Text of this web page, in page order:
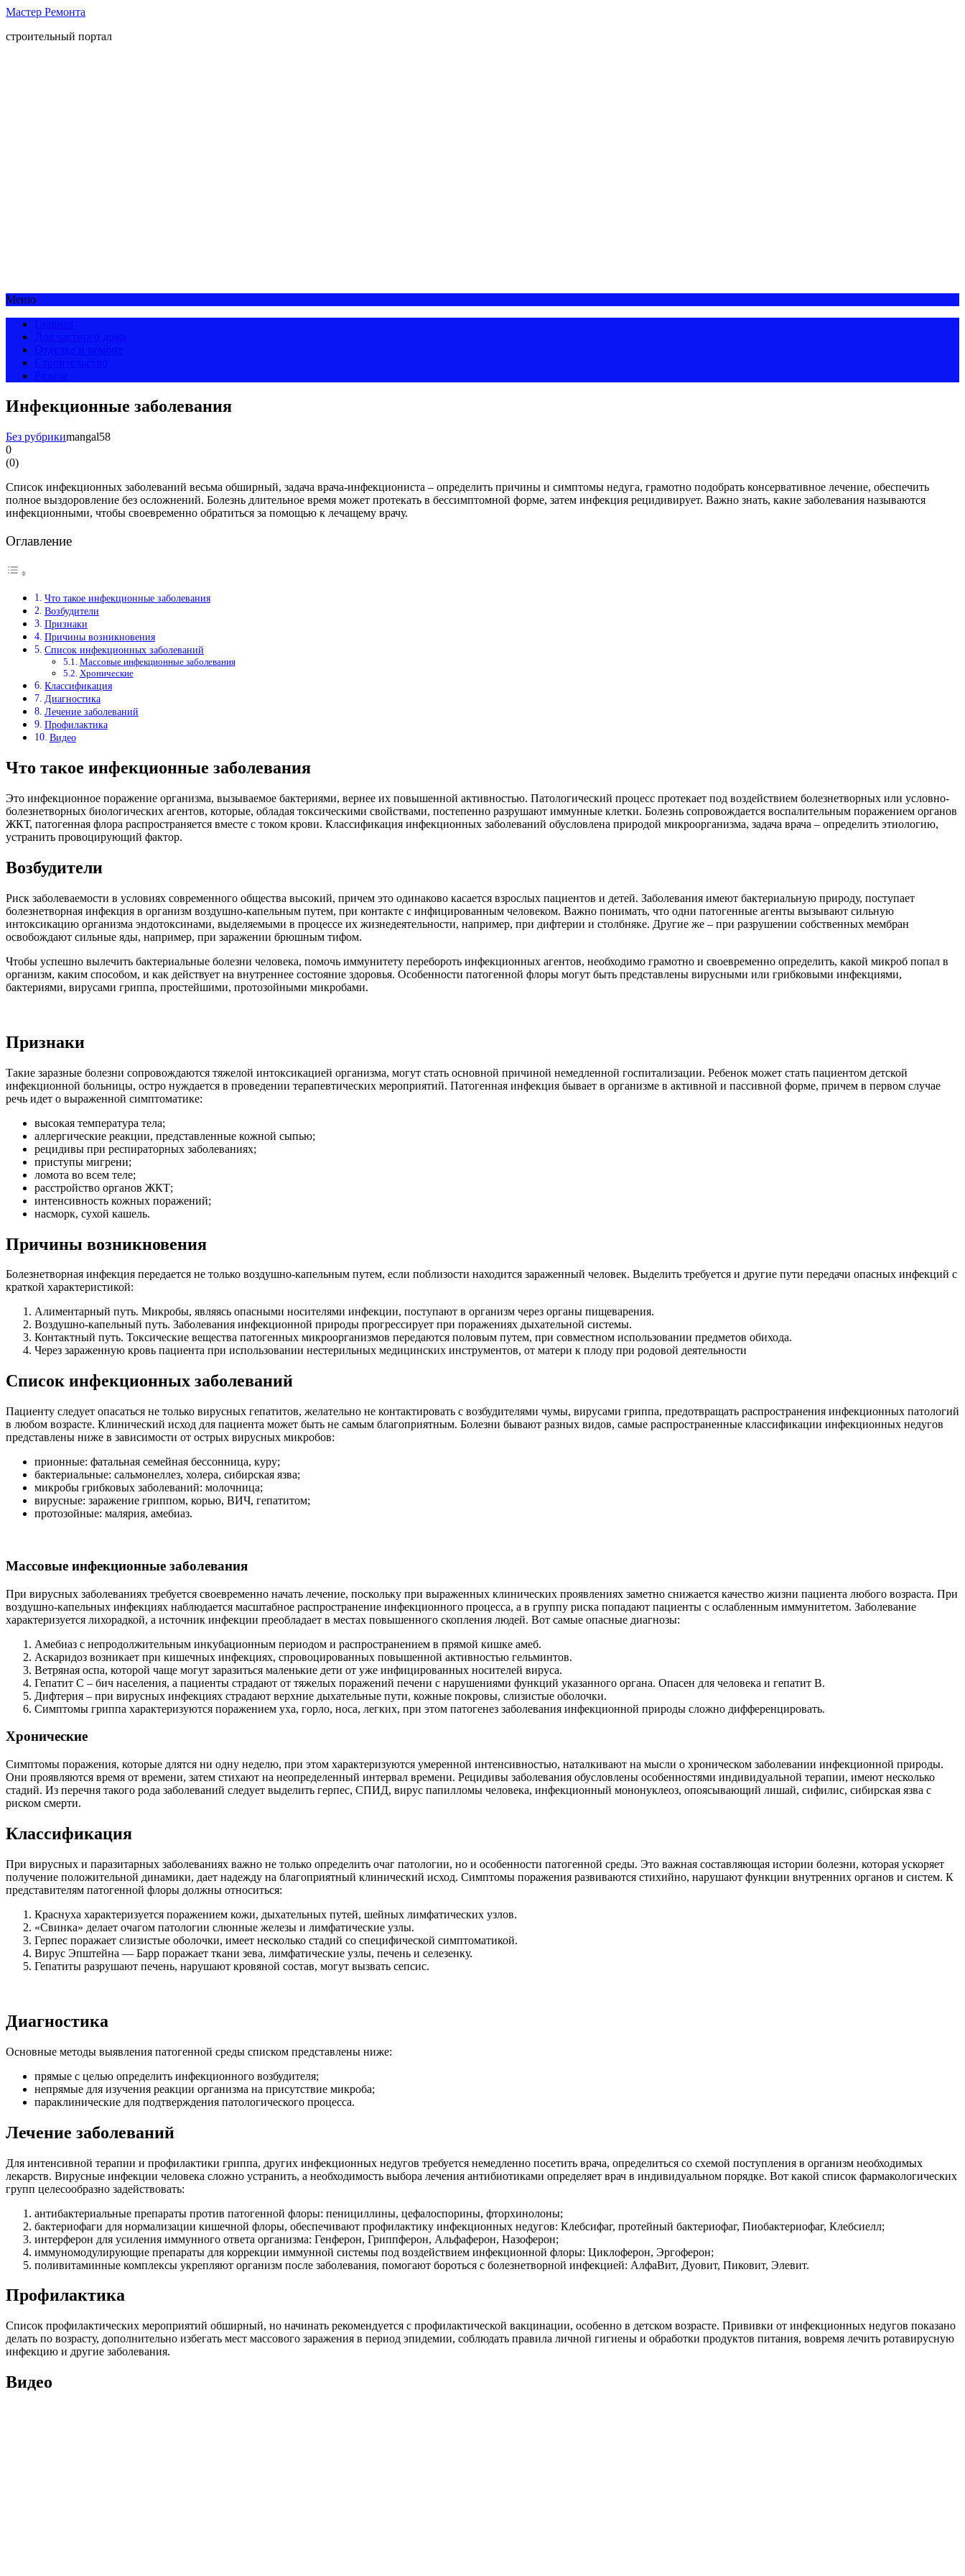
Мастер Ремонта
строительный портал
Меню
Инфекционные заболевания
Без рубрикиmangal58
0
(0)
Список инфекционных заболеваний весьма обширный, задача врача-инфекциониста – определить причины и симптомы недуга, грамотно подобрать консервативное лечение, обеспечить
полное выздоровление без осложнений. Болезнь длительное время может протекать в бессимптомной форме, затем инфекция рецидивирует. Важно знать, какие заболевания называются
инфекционными, чтобы своевременно обратиться за помощью к лечащему врачу.
Оглавление
Что такое инфекционные заболевания
Возбудители
Признаки
Причины возникновения
Список инфекционных заболеваний
Массовые инфекционные заболевания
Хронические
Классификация
Диагностика
Лечение заболеваний
Профилактика
Видео
Что такое инфекционные заболевания
Это инфекционное поражение организма, вызываемое бактериями, вернее их повышенной активностью. Патологический процесс протекает под воздействием болезнетворных или условно-
болезнетворных биологических агентов, которые, обладая токсическими свойствами, постепенно разрушают иммунные клетки. Болезнь сопровождается воспалительным поражением органов
ЖКТ, патогенная флора распространяется вместе с током крови. Классификация инфекционных заболеваний обусловлена природой микроорганизма, задача врача – определить этиологию,
устранить провоцирующий фактор.
Возбудители
Риск заболеваемости в условиях современного общества высокий, причем это одинаково касается взрослых пациентов и детей. Заболевания имеют бактериальную природу, поступает
болезнетворная инфекция в организм воздушно-капельным путем, при контакте с инфицированным человеком. Важно понимать, что одни патогенные агенты вызывают сильную
интоксикацию организма эндотоксинами, выделяемыми в процессе их жизнедеятельности, например, при дифтерии и столбняке. Другие же – при разрушении собственных мембран
освобождают сильные яды, например, при заражении брюшным тифом.
Чтобы успешно вылечить бактериальные болезни человека, помочь иммунитету перебороть инфекционных агентов, необходимо грамотно и своевременно определить, какой микроб попал в
организм, каким способом, и как действует на внутреннее состояние здоровья. Особенности патогенной флоры могут быть представлены вирусными или грибковыми инфекциями,
бактериями, вирусами гриппа, простейшими, протозойными микробами.
Признаки
Такие заразные болезни сопровождаются тяжелой интоксикацией организма, могут стать основной причиной немедленной госпитализации. Ребенок может стать пациентом детской
инфекционной больницы, остро нуждается в проведении терапевтических мероприятий. Патогенная инфекция бывает в организме в активной и пассивной форме, причем в первом случае
речь идет о выраженной симптоматике:
высокая температура тела;
аллергические реакции, представленные кожной сыпью;
рецидивы при респираторных заболеваниях;
приступы мигрени;
ломота во всем теле;
расстройство органов ЖКТ;
интенсивность кожных поражений;
насморк, сухой кашель.
Причины возникновения
Болезнетворная инфекция передается не только воздушно-капельным путем, если поблизости находится зараженный человек. Выделить требуется и другие пути передачи опасных инфекций с
краткой характеристикой:
Алиментарный путь. Микробы, являясь опасными носителями инфекции, поступают в организм через органы пищеварения.
Воздушно-капельный путь. Заболевания инфекционной природы прогрессирует при поражениях дыхательной системы.
Контактный путь. Токсические вещества патогенных микроорганизмов передаются половым путем, при совместном использовании предметов обихода.
Через зараженную кровь пациента при использовании нестерильных медицинских инструментов, от матери к плоду при родовой деятельности
Список инфекционных заболеваний
Пациенту следует опасаться не только вирусных гепатитов, желательно не контактировать с возбудителями чумы, вирусами гриппа, предотвращать распространения инфекционных патологий
в любом возрасте. Клинический исход для пациента может быть не самым благоприятным. Болезни бывают разных видов, самые распространенные классификации инфекционных недугов
представлены ниже в зависимости от острых вирусных микробов:
прионные: фатальная семейная бессонница, куру;
бактериальные: сальмонеллез, холера, сибирская язва;
микробы грибковых заболеваний: молочница;
вирусные: заражение гриппом, корью, ВИЧ, гепатитом;
протозойные: малярия, амебиаз.
Массовые инфекционные заболевания
При вирусных заболеваниях требуется своевременно начать лечение, поскольку при выраженных клинических проявлениях заметно снижается качество жизни пациента любого возраста. При
воздушно-капельных инфекциях наблюдается масштабное распространение инфекционного процесса, а в группу риска попадают пациенты с ослабленным иммунитетом. Заболевание
характеризуется лихорадкой, а источник инфекции преобладает в местах повышенного скопления людей. Вот самые опасные диагнозы:
Амебиаз с непродолжительным инкубационным периодом и распространением в прямой кишке амеб.
Аскаридоз возникает при кишечных инфекциях, спровоцированных повышенной активностью гельминтов.
Ветряная оспа, которой чаще могут заразиться маленькие дети от уже инфицированных носителей вируса.
Гепатит С – бич населения, а пациенты страдают от тяжелых поражений печени с нарушениями функций указанного органа. Опасен для человека и гепатит В.
Дифтерия – при вирусных инфекциях страдают верхние дыхательные пути, кожные покровы, слизистые оболочки.
Симптомы гриппа характеризуются поражением уха, горло, носа, легких, при этом патогенез заболевания инфекционной природы сложно дифференцировать.
Хронические
Симптомы поражения, которые длятся ни одну неделю, при этом характеризуются умеренной интенсивностью, наталкивают на мысли о хроническом заболевании инфекционной природы.
Они проявляются время от времени, затем стихают на неопределенный интервал времени. Рецидивы заболевания обусловлены особенностями индивидуальной терапии, имеют несколько
стадий. Из перечня такого рода заболеваний следует выделить герпес, СПИД, вирус папилломы человека, инфекционный мононуклеоз, опоясывающий лишай, сифилис, сибирская язва с
риском смерти.
Классификация
При вирусных и паразитарных заболеваниях важно не только определить очаг патологии, но и особенности патогенной среды. Это важная составляющая истории болезни, которая ускоряет
получение положительной динамики, дает надежду на благоприятный клинический исход. Симптомы поражения развиваются стихийно, нарушают функции внутренних органов и систем. К
представителям патогенной флоры должны относиться:
Краснуха характеризуется поражением кожи, дыхательных путей, шейных лимфатических узлов.
«Свинка» делает очагом патологии слюнные железы и лимфатические узлы.
Герпес поражает слизистые оболочки, имеет несколько стадий со специфической симптоматикой.
Вирус Эпштейна — Барр поражает ткани зева, лимфатические узлы, печень и селезенку.
Гепатиты разрушают печень, нарушают кровяной состав, могут вызвать сепсис.
Диагностика
Основные методы выявления патогенной среды списком представлены ниже:
прямые с целью определить инфекционного возбудителя;
непрямые для изучения реакции организма на присутствие микроба;
параклинические для подтверждения патологического процесса.
Лечение заболеваний
Для интенсивной терапии и профилактики гриппа, других инфекционных недугов требуется немедленно посетить врача, определиться со схемой поступления в организм необходимых
лекарств. Вирусные инфекции человека сложно устранить, а необходимость выбора лечения антибиотиками определяет врач в индивидуальном порядке. Вот какой список фармакологических
групп целесообразно задействовать:
антибактериальные препараты против патогенной флоры: пенициллины, цефалоспорины, фторхинолоны;
бактериофаги для нормализации кишечной флоры, обеспечивают профилактику инфекционных недугов: Клебсифаг, протейный бактериофаг, Пиобактериофаг, Клебсиелл;
интерферон для усиления иммунного ответа организма: Генферон, Гриппферон, Альфаферон, Назоферон;
иммуномодулирующие препараты для коррекции иммунной системы под воздействием инфекционной флоры: Циклоферон, Эргоферон;
поливитаминные комплексы укрепляют организм после заболевания, помогают бороться с болезнетворной инфекцией: АлфаВит, Дуовит, Пиковит, Элевит.
Профилактика
Список профилактических мероприятий обширный, но начинать рекомендуется с профилактической вакцинации, особенно в детском возрасте. Прививки от инфекционных недугов показано
делать по возрасту, дополнительно избегать мест массового заражения в период эпидемии, соблюдать правила личной гигиены и обработки продуктов питания, вовремя лечить ротавирусную
инфекцию и другие заболевания.
Видео